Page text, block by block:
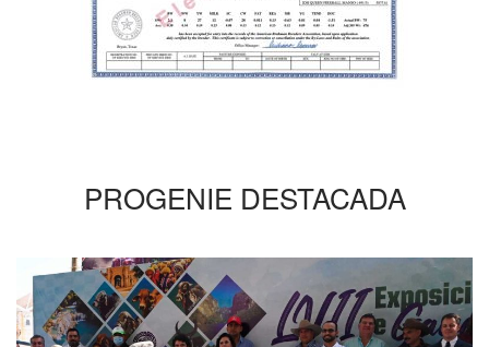
PROGENIE DESTACADA